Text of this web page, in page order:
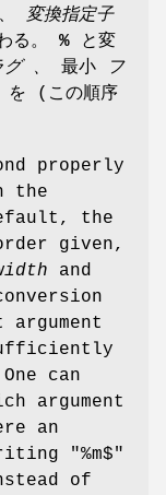
変換指定子
る。 % と変
グ 、 最小
フ
(この順序
properly
the
the
given,
and
can
argument
an
"%m$"
of